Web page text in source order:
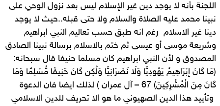
اللجنة بأنه لا يوجد دين غير الإسلام ليس بعد نزول الوحي على
نبينا محمد عليه الصلاة والسلام ولا حتى قبله..حيث لا يوجد
دينا غير الاسلام رغم انه طبق حسب تعاليم النبي ابراهيم
وشريعة موسى أو عيسى ثم ختم بالاسلام برسالة نبينا الصادق
المصدوق و لأن النبي ابراهيم كان مسلما حنيفا قال سبحانه:
(مَا كَانَ إِبْرَاهِيمُ يَهُودِيًّا وَلَا نَصْرَانِيًّا وَلَٰكِن كَانَ حَنِيفًا مُّسْلِمًا وَمَا
كَانَ مِنَ الْمُشْرِكِينَ) 67 – آل عمران ) لذلك ايضا فان الدعوة
وتأييد هذا الدين الصهيوني ما هو الا تحريف للدين الاسلامي